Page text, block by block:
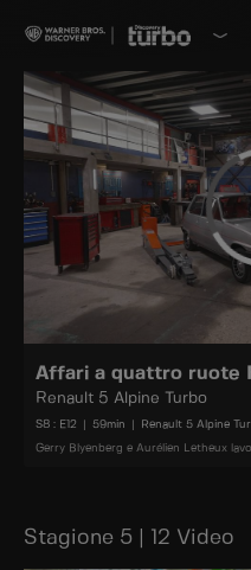
Affari a quattro ruote
Renault 5 Alpine Turbo
S8 : E12 59min Renault 5 Alpine
Gerry Blyenberg e Aurélien Letheux
Stagione 5 | 12 Video